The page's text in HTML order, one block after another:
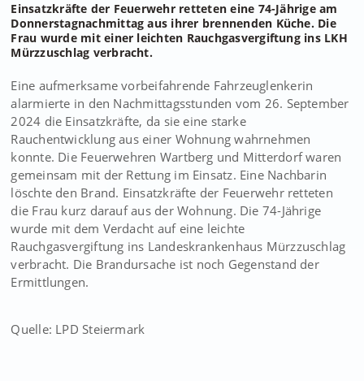
Einsatzkräfte der Feuerwehr retteten eine 74-Jährige am
Donnerstagnachmittag aus ihrer brennenden Küche. Die
Frau wurde mit einer leichten Rauchgasvergiftung ins LKH
Mürzzuschlag verbracht.
Eine aufmerksame vorbeifahrende Fahrzeuglenkerin
alarmierte in den Nachmittagsstunden vom 26. September
2024 die Einsatzkräfte, da sie eine starke
Rauchentwicklung aus einer Wohnung wahrnehmen
konnte. Die Feuerwehren Wartberg und Mitterdorf waren
gemeinsam mit der Rettung im Einsatz. Eine Nachbarin
löschte den Brand. Einsatzkräfte der Feuerwehr retteten
die Frau kurz darauf aus der Wohnung. Die 74-Jährige
wurde mit dem Verdacht auf eine leichte
Rauchgasvergiftung ins Landeskrankenhaus Mürzzuschlag
verbracht. Die Brandursache ist noch Gegenstand der
Ermittlungen.
Quelle: LPD Steiermark